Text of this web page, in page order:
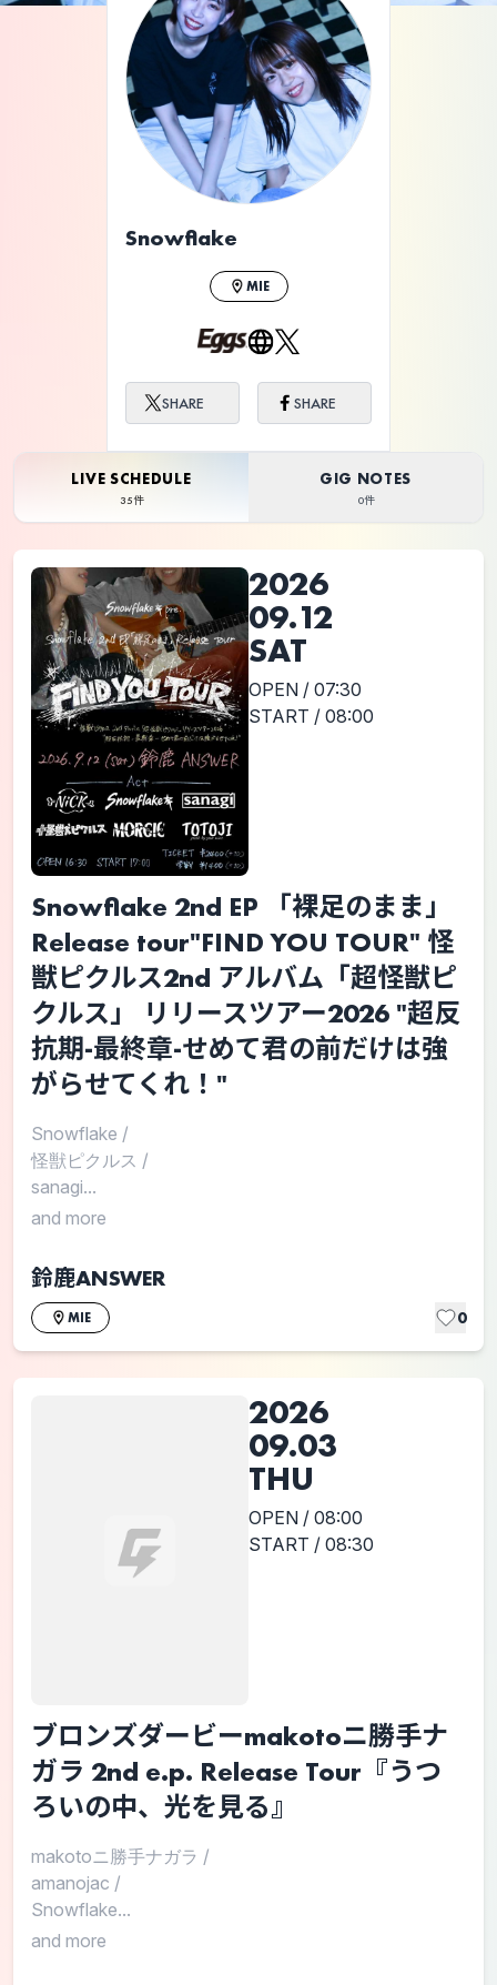
ライブ体験をもっと楽しく、もっと便利
に。
Snowflake
MIE
SHARE SHARE
LIVE SCHEDULE
35件
GIG NOTES
0件
2026
09.12
SAT
OPEN / 07:30
START / 08:00
Snowflake 2nd EP 「裸足のまま」
Release tour"FIND YOU TOUR" 怪
獣ピクルス2nd アルバム「超怪獣ピ
クルス」 リリースツアー2026 "超反
抗期-最終章-せめて君の前だけは強
がらせてくれ！"
Snowflake /
怪獣ピクルス /
sanagi...
and more
鈴鹿ANSWER
MIE 0
2026
09.03
THU
OPEN / 08:00
START / 08:30
ブロンズダービーmakotoニ勝手ナ
ガラ 2nd e.p. Release Tour『うつ
ろいの中、光を見る』
makotoニ勝手ナガラ /
amanojac /
Snowflake...
and more